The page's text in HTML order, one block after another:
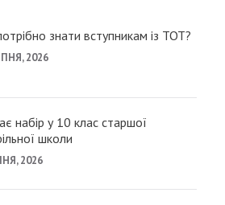
знати вступникам із ТОТ?
2026
набір у 10 клас старшої
школи
2026